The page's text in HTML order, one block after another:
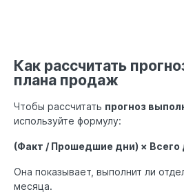
Как рассчитать
плана продаж
Чтобы рассчитать прогноз
используйте формулу:
(Факт / Прошедшие дни) × Всего
Она показывает, выполнит ли
месяца.